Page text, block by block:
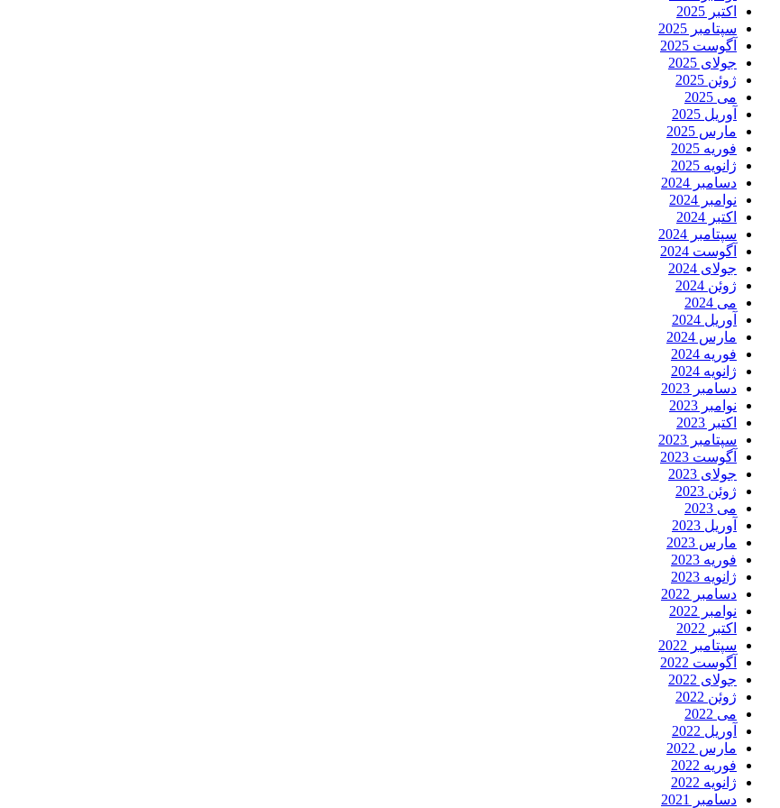
اکتبر 2025
سپتامبر 2025
آگوست 2025
جولای 2025
ژوئن 2025
می 2025
آوریل 2025
مارس 2025
فوریه 2025
ژانویه 2025
دسامبر 2024
نوامبر 2024
اکتبر 2024
سپتامبر 2024
آگوست 2024
جولای 2024
ژوئن 2024
می 2024
آوریل 2024
مارس 2024
فوریه 2024
ژانویه 2024
دسامبر 2023
نوامبر 2023
اکتبر 2023
سپتامبر 2023
آگوست 2023
جولای 2023
ژوئن 2023
می 2023
آوریل 2023
مارس 2023
فوریه 2023
ژانویه 2023
دسامبر 2022
نوامبر 2022
اکتبر 2022
سپتامبر 2022
آگوست 2022
جولای 2022
ژوئن 2022
می 2022
آوریل 2022
مارس 2022
فوریه 2022
ژانویه 2022
دسامبر 2021